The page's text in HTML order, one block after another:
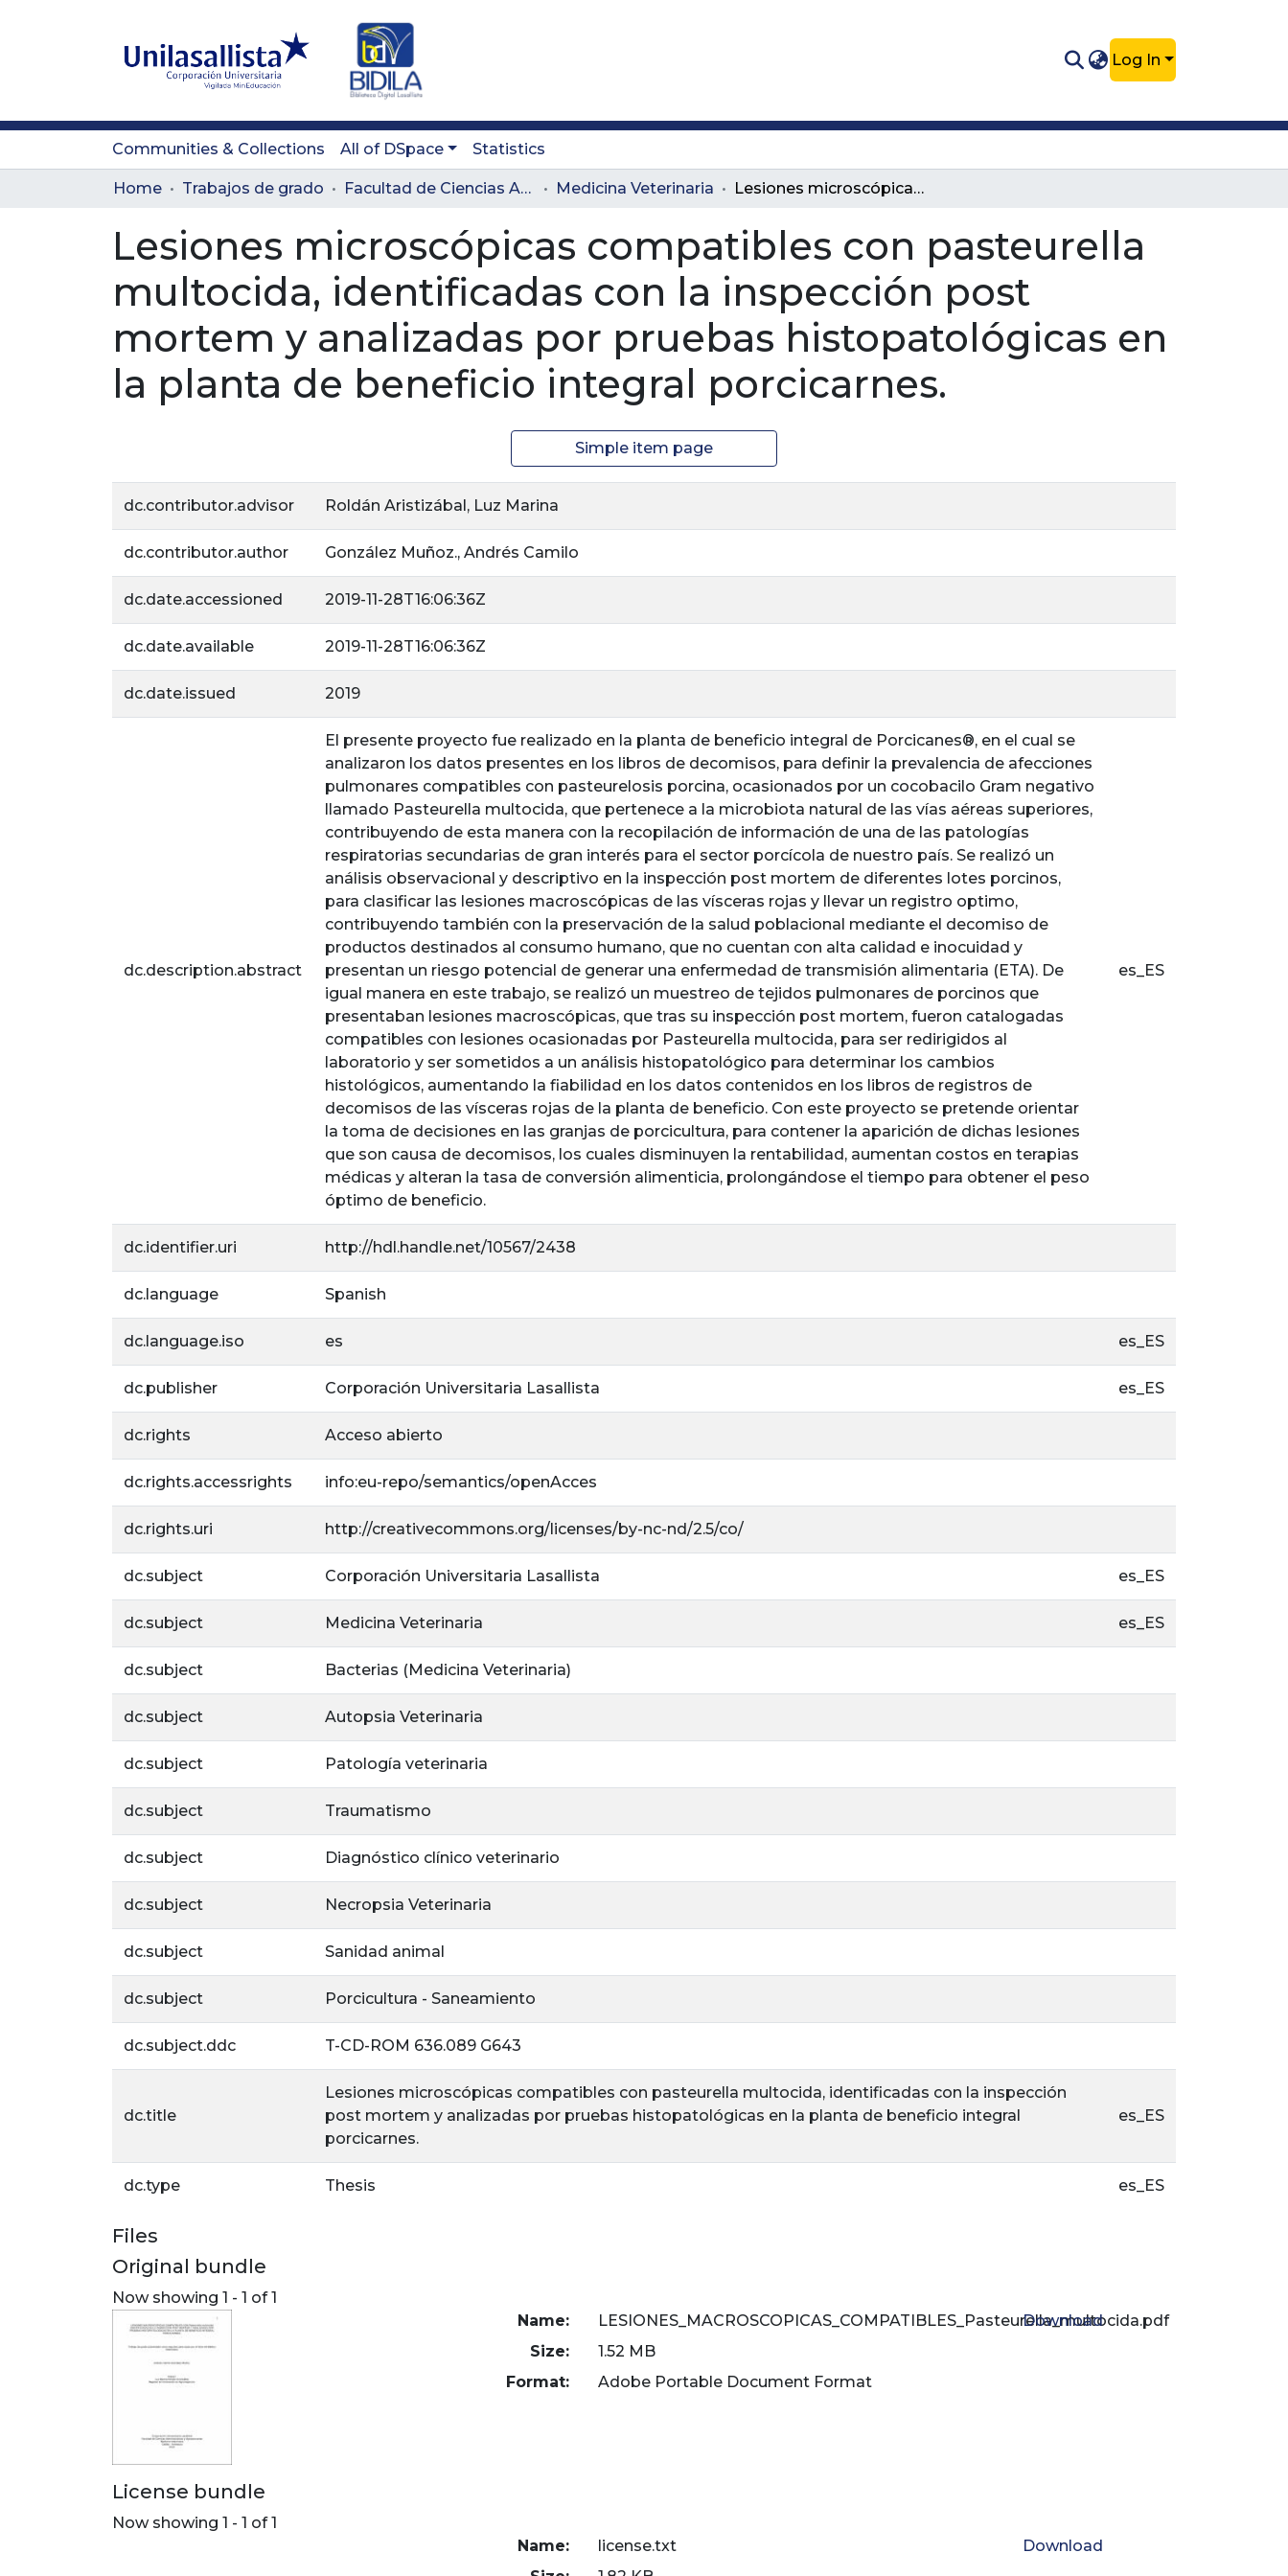
Log In
Communities & Collections All of DSpace Statistics
Home Trabajos de grado Facultad de Ciencias Administrativas y Agropecuarias Medicina Veterinaria Lesiones microscópicas compatibles con pasteurella multocida, identificadas con la inspección post mortem y analizadas por pruebas histopatológicas en la planta de beneficio integral porcicarnes.
Lesiones microscópicas compatibles con pasteurella
multocida, identificadas con la inspección post
mortem y analizadas por pruebas histopatológicas en
la planta de beneficio integral porcicarnes.
Simple item page
dc.contributor.advisor Roldán Aristizábal, Luz Marina
dc.contributor.author González Muñoz., Andrés Camilo
dc.date.accessioned 2019-11-28T16:06:36Z
dc.date.available 2019-11-28T16:06:36Z
dc.date.issued 2019
dc.description.abstract
El presente proyecto fue realizado en la planta de beneficio integral de Porcicanes®, en el cual se
analizaron los datos presentes en los libros de decomisos, para definir la prevalencia de afecciones
pulmonares compatibles con pasteurelosis porcina, ocasionados por un cocobacilo Gram negativo
llamado Pasteurella multocida, que pertenece a la microbiota natural de las vías aéreas superiores,
contribuyendo de esta manera con la recopilación de información de una de las patologías
respiratorias secundarias de gran interés para el sector porcícola de nuestro país. Se realizó un
análisis observacional y descriptivo en la inspección post mortem de diferentes lotes porcinos,
para clasificar las lesiones macroscópicas de las vísceras rojas y llevar un registro optimo,
contribuyendo también con la preservación de la salud poblacional mediante el decomiso de
productos destinados al consumo humano, que no cuentan con alta calidad e inocuidad y
presentan un riesgo potencial de generar una enfermedad de transmisión alimentaria (ETA). De
igual manera en este trabajo, se realizó un muestreo de tejidos pulmonares de porcinos que
presentaban lesiones macroscópicas, que tras su inspección post mortem, fueron catalogadas
compatibles con lesiones ocasionadas por Pasteurella multocida, para ser redirigidos al
laboratorio y ser sometidos a un análisis histopatológico para determinar los cambios
histológicos, aumentando la fiabilidad en los datos contenidos en los libros de registros de
decomisos de las vísceras rojas de la planta de beneficio. Con este proyecto se pretende orientar
la toma de decisiones en las granjas de porcicultura, para contener la aparición de dichas lesiones
que son causa de decomisos, los cuales disminuyen la rentabilidad, aumentan costos en terapias
médicas y alteran la tasa de conversión alimenticia, prolongándose el tiempo para obtener el peso
óptimo de beneficio.
es_ES
dc.identifier.uri http://hdl.handle.net/10567/2438
dc.language Spanish
dc.language.iso es es_ES
dc.publisher Corporación Universitaria Lasallista es_ES
dc.rights Acceso abierto
dc.rights.accessrights info:eu-repo/semantics/openAcces
dc.rights.uri http://creativecommons.org/licenses/by-nc-nd/2.5/co/
dc.subject Corporación Universitaria Lasallista es_ES
dc.subject Medicina Veterinaria es_ES
dc.subject Bacterias (Medicina Veterinaria)
dc.subject Autopsia Veterinaria
dc.subject Patología veterinaria
dc.subject Traumatismo
dc.subject Diagnóstico clínico veterinario
dc.subject Necropsia Veterinaria
dc.subject Sanidad animal
dc.subject Porcicultura - Saneamiento
dc.subject.ddc T-CD-ROM 636.089 G643
dc.title
Lesiones microscópicas compatibles con pasteurella multocida, identificadas con la inspección
post mortem y analizadas por pruebas histopatológicas en la planta de beneficio integral
porcicarnes.
es_ES
dc.type Thesis es_ES
Files
Original bundle
Now showing 1 - 1 of 1
Name:
LESIONES_MACROSCOPICAS_COMPATIBLES_Pasteurella_multocida.pdf
Size:
1.52 MB
Format:
Adobe Portable Document Format
Download
License bundle
Now showing 1 - 1 of 1
Name:
license.txt
Download